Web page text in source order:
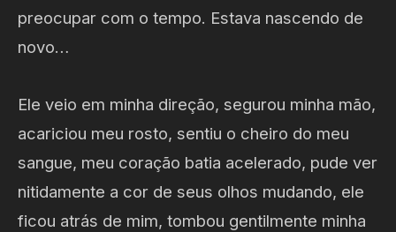
preocupar com o tempo. Estava nascendo de
novo…
Ele veio em minha direção, segurou minha mão,
acariciou meu rosto, sentiu o cheiro do meu
sangue, meu coração batia acelerado, pude ver
nitidamente a cor de seus olhos mudando, ele
ficou atrás de mim, tombou gentilmente minha